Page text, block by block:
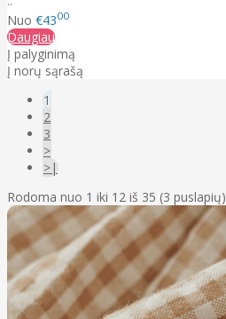
Nuo €4300
Daugiau
Į palyginimą
Į norų sąrašą
1
2
3
>
>|
Rodoma nuo 1 iki 12 iš 35 (3 puslapių)